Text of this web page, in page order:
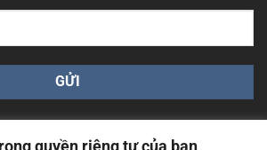
quyền riêng tư của bạn